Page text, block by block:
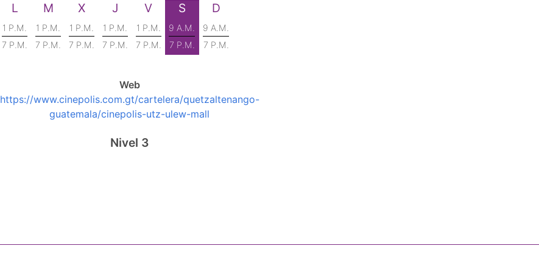
L
1 P.M.
7 P.M.
M
1 P.M.
7 P.M.
X
1 P.M.
7 P.M.
J
1 P.M.
7 P.M.
V
1 P.M.
7 P.M.
S
9 A.M.
7 P.M.
D
9 A.M.
7 P.M.
Web
https://www.cinepolis.com.gt/cartelera/quetzaltenango-
guatemala/cinepolis-utz-ulew-mall
Nivel 3